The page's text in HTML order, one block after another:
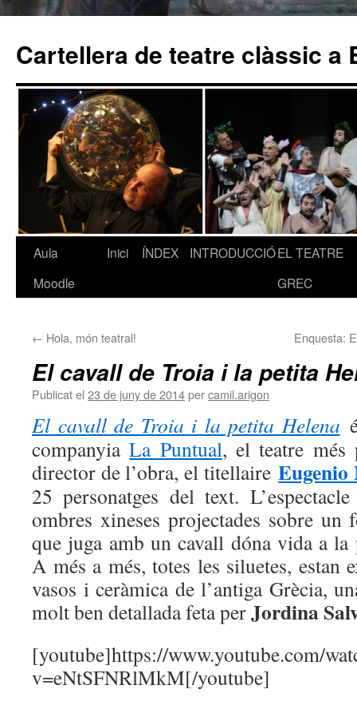
Cartellera de teatre clàssic a
Vés
Aula
Moodle
Inici ÍNDEX INTRODUCCIÓEL TEATRE
GREC
← Hola, món teatral! Enquesta:
El cavall de Troia i la petita
Publicat el 23 de juny de 2014percamil.arigon
El cavall de Troia i la petita Helena
companyiaLa Puntual, el teatre més
director de l’obra, el titellaire
25 personatges del text.
ombres xineses projectades sobre
que juga amb un cavall dóna vida a la
A més a més, totes les siluetes, estan
vasos i ceràmica de l’antiga Grècia,
molt ben detallada feta perJordina
[youtube]https://www.youtube.com/
v=eNtSFNRlMkM[/youtube]